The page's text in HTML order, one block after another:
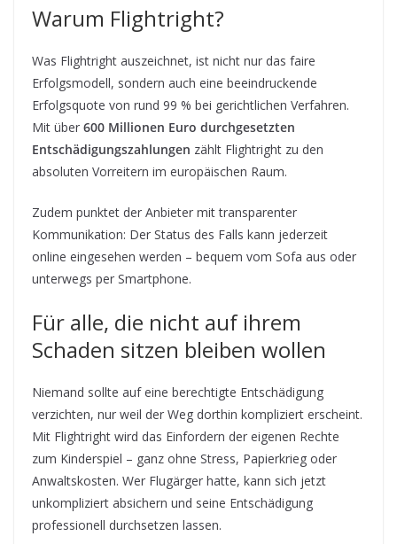
Warum Flightright?
Was Flightright auszeichnet, ist nicht nur das faire
Erfolgsmodell, sondern auch eine beeindruckende
Erfolgsquote von rund 99 % bei gerichtlichen Verfahren.
Mit über 600 Millionen Euro durchgesetzten
Entschädigungszahlungen zählt Flightright zu den
absoluten Vorreitern im europäischen Raum.
Zudem punktet der Anbieter mit transparenter
Kommunikation: Der Status des Falls kann jederzeit
online eingesehen werden – bequem vom Sofa aus oder
unterwegs per Smartphone.
Für alle, die nicht auf ihrem
Schaden sitzen bleiben wollen
Niemand sollte auf eine berechtigte Entschädigung
verzichten, nur weil der Weg dorthin kompliziert erscheint.
Mit Flightright wird das Einfordern der eigenen Rechte
zum Kinderspiel – ganz ohne Stress, Papierkrieg oder
Anwaltskosten. Wer Flugärger hatte, kann sich jetzt
unkompliziert absichern und seine Entschädigung
professionell durchsetzen lassen.